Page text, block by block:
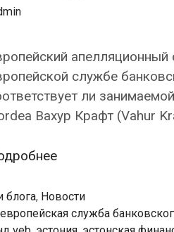
службе
ли
Вахур Крафт (Vahur
Европейский
надзор
проверит
блога, Новости
европейская служба